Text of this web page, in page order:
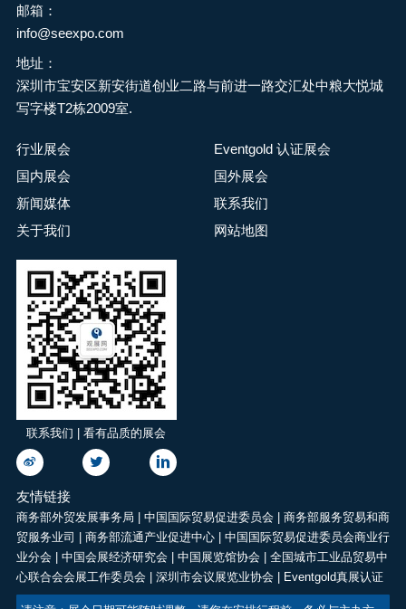
邮箱：
info@seexpo.com
地址：
深圳市宝安区新安街道创业二路与前进一路交汇处中粮大悦城
写字楼T2栋2009室.
行业展会
Eventgold 认证展会
国内展会
国外展会
新闻媒体
联系我们
关于我们
网站地图
联系我们 | 看有品质的展会
友情链接
商务部外贸发展事务局 中国国际贸易促进委员会
商务部服务贸易和商
贸服务业司
商务部流通产业促进中心
中国国际贸易促进委员会商业行
业分会
中国会展经济研究会 中国展览馆协会
全国城市工业品贸易中
心联合会会展工作委员会
深圳市会议展览业协会 Eventgold真展认证